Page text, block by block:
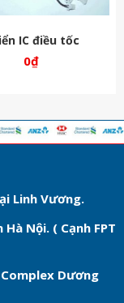
IC điều tốc
0₫
Linh Vương.
Nội. ( Cạnh FPT
Dương